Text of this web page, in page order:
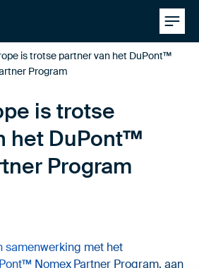
is trotse partner van het DuPont™
Program
is trotse
het DuPont™
Program
samenwerking met het
NomexPartner Program. aan